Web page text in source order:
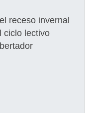
receso invernal
ciclo lectivo